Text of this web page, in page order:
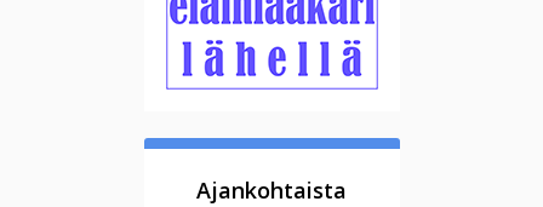
Ajankohtaista